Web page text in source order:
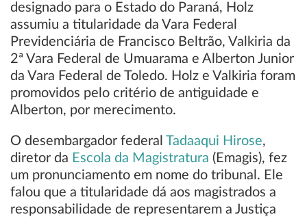
designado para o Estado do Paraná, Holz
assumiu a titularidade da Vara Federal
Previdenciária de Francisco Beltrão, Valkiria da
2ª Vara Federal de Umuarama e Alberton Junior
da Vara Federal de Toledo. Holz e Valkiria foram
promovidos pelo critério de antiguidade e
Alberton, por merecimento.
O desembargador federal Tadaaqui Hirose,
diretor da Escola da Magistratura (Emagis), fez
um pronunciamento em nome do tribunal. Ele
falou que a titularidade dá aos magistrados a
responsabilidade de representarem a Justiça